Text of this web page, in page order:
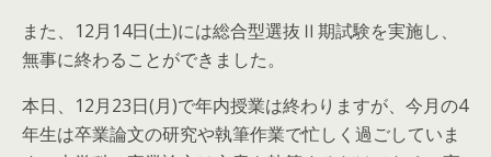
また、12月14日(土)には総合型選抜Ⅱ期試験を実施し、
無事に終わることができました。
本日、12月23日(月)で年内授業は終わりますが、今月の4
年生は卒業論文の研究や執筆作業で忙しく過ごしていま